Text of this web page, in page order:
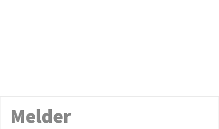
Melder